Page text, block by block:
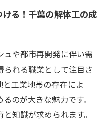
る！千葉の解体工の成
や都市再開発に伴い需
れる職業として注目さ
工業地帯の存在によ
のが大きな魅力です。
知識が求められます。